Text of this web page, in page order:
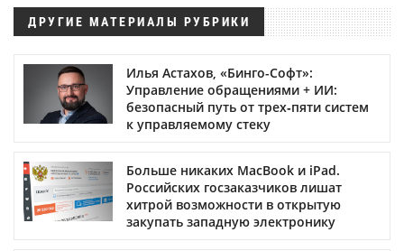
ДРУГИЕ МАТЕРИАЛЫ РУБРИКИ
Илья Астахов, «Бинго-Софт»:
Управление обращениями + ИИ:
безопасный путь от трех‑пяти систем
к управляемому стеку
Больше никаких MacBook и iPad.
Российских госзаказчиков лишат
хитрой возможности в открытую
закупать западную электронику